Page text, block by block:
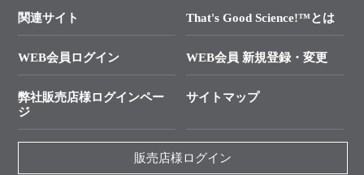
タカラバイオ発表文献
プライマー設計
制限酵素切断サイトの検索
ユーザーズボイス集
├ 受託サービスお問い合わせ
資料請求 機器関連
資料請求 受託関連
資料請求 核酸抽出・精製カタログ
関連サイト That's Good Science!™とは
WEB会員ログイン WEB会員 新規登録・変更
弊社販売店様ログインペー
ジ
サイトマップ
販売店様ログイン